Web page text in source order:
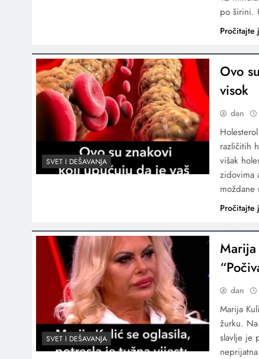
po širini.
Pročitajte
SVET I DEŠAVANJA
Ovo
visok
dan
različitih
višak
zidovima
Pročitajte
SVET I DEŠAVANJA
dan
Marija
žurku.
slavlje je